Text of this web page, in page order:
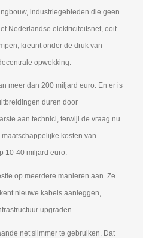
industriegebieden die geen
Nederlandse elektriciteitsnet, ooit
kreunt onder de druk van
opwekking.
meer dan 200 miljard euro. En er is
duren door
aan technici, terwijl de vraag nu
kosten van
10-40 miljard euro.
op meerdere manieren aan. Ze
nieuwe kabels aanleggen,
upgraden.
net slimmer te gebruiken. Dat